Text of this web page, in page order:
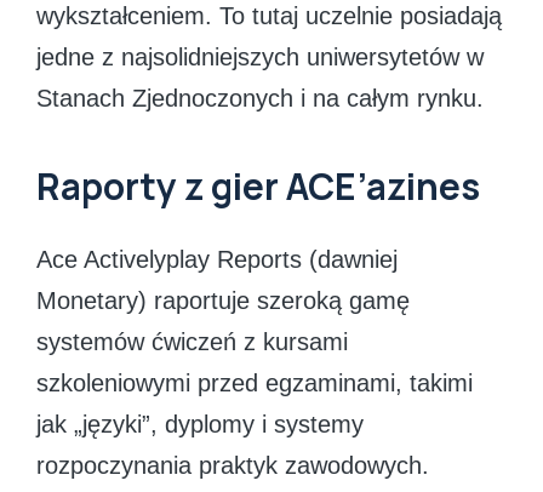
wykształceniem. To tutaj uczelnie posiadają
jedne z najsolidniejszych uniwersytetów w
Stanach Zjednoczonych i na całym rynku.
Raporty z gier ACE’azines
Ace Activelyplay Reports (dawniej
Monetary) raportuje szeroką gamę
systemów ćwiczeń z kursami
szkoleniowymi przed egzaminami, takimi
jak „języki”, dyplomy i systemy
rozpoczynania praktyk zawodowych.